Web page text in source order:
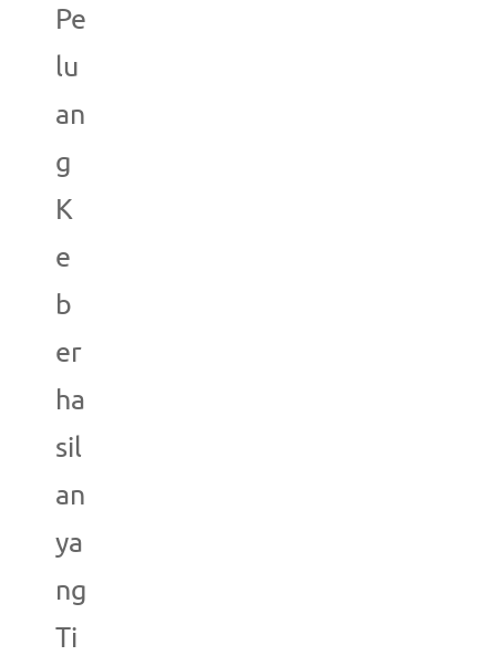
Pe
lu
an
g
K
e
b
er
ha
sil
an
ya
ng
Ti